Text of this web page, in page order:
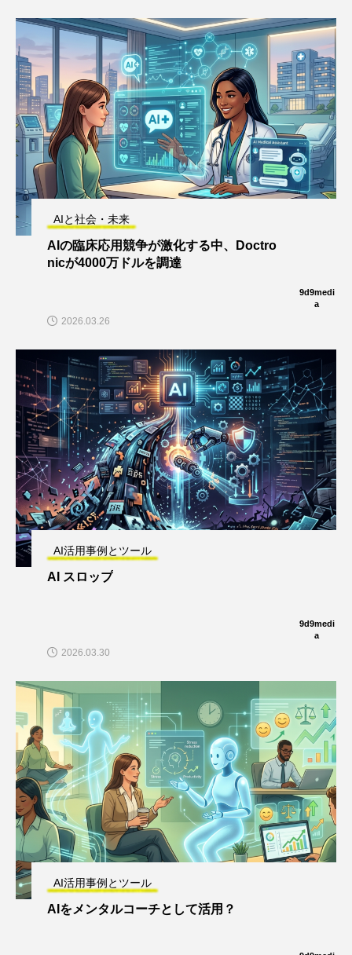
AIと社会・未来
AIの臨床応用競争が激化する中、Doctro
nicが4000万ドルを調達
9d9medi
a
2026.03.26
AI活用事例とツール
AI スロップ
9d9medi
a
2026.03.30
AI活用事例とツール
AIをメンタルコーチとして活用？